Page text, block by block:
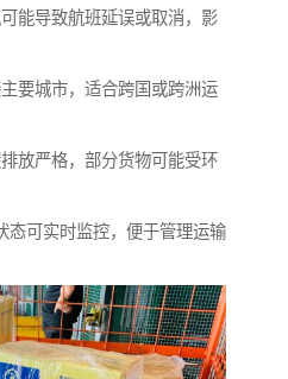
能导致航班延误或取消，影
要城市，适合跨国或跨洲运
放严格，部分货物可能受环
态可实时监控，便于管理运输